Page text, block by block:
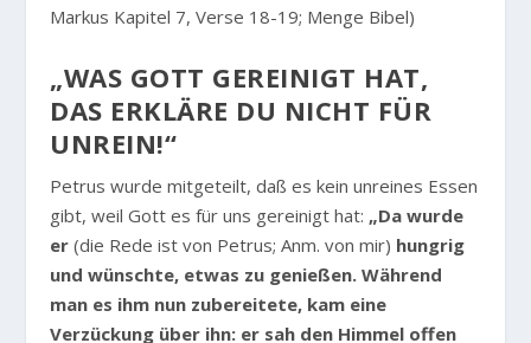
Markus Kapitel 7, Verse 18-19; Menge Bibel)
„WAS GOTT GEREINIGT HAT,
DAS ERKLÄRE DU NICHT FÜR
UNREIN!“
Petrus wurde mitgeteilt, daß es kein unreines Essen
gibt, weil Gott es für uns gereinigt hat: „Da wurde
er (die Rede ist von Petrus; Anm. von mir) hungrig
und wünschte, etwas zu genießen. Während
man es ihm nun zubereitete, kam eine
Verzückung über ihn: er sah den Himmel offen